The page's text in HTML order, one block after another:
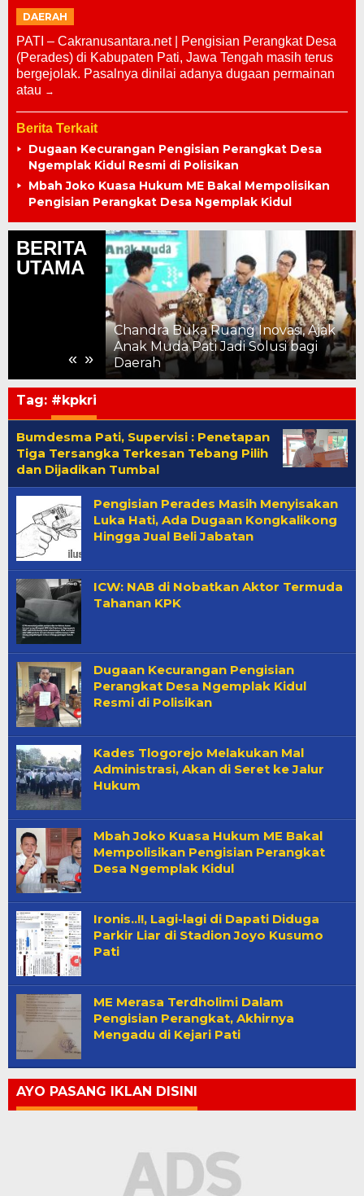
DAERAH
PATI – Cakranusantara.net | Pengisian Perangkat Desa
(Perades) di Kabupaten Pati, Jawa Tengah masih terus
bergejolak. Pasalnya dinilai adanya dugaan permainan
atau
Berita Terkait
Dugaan Kecurangan Pengisian Perangkat Desa
Ngemplak Kidul Resmi di Polisikan
Mbah Joko Kuasa Hukum ME Bakal Mempolisikan
Pengisian Perangkat Desa Ngemplak Kidul
BERITA
UTAMA
« »
Pelosok
Chandra Buka Ruang Inovasi, Ajak
Anak Muda Pati Jadi Solusi bagi
Daerah
Tag: #kpkri
Bumdesma Pati, Supervisi : Penetapan
Tiga Tersangka Terkesan Tebang Pilih
dan Dijadikan Tumbal
Pengisian Perades Masih Menyisakan
Luka Hati, Ada Dugaan Kongkalikong
Hingga Jual Beli Jabatan
ICW: NAB di Nobatkan Aktor Termuda
Tahanan KPK
Dugaan Kecurangan Pengisian
Perangkat Desa Ngemplak Kidul
Resmi di Polisikan
Kades Tlogorejo Melakukan Mal
Administrasi, Akan di Seret ke Jalur
Hukum
Mbah Joko Kuasa Hukum ME Bakal
Mempolisikan Pengisian Perangkat
Desa Ngemplak Kidul
Ironis..!!, Lagi-lagi di Dapati Diduga
Parkir Liar di Stadion Joyo Kusumo
Pati
ME Merasa Terdholimi Dalam
Pengisian Perangkat, Akhirnya
Mengadu di Kejari Pati
AYO PASANG IKLAN DISINI